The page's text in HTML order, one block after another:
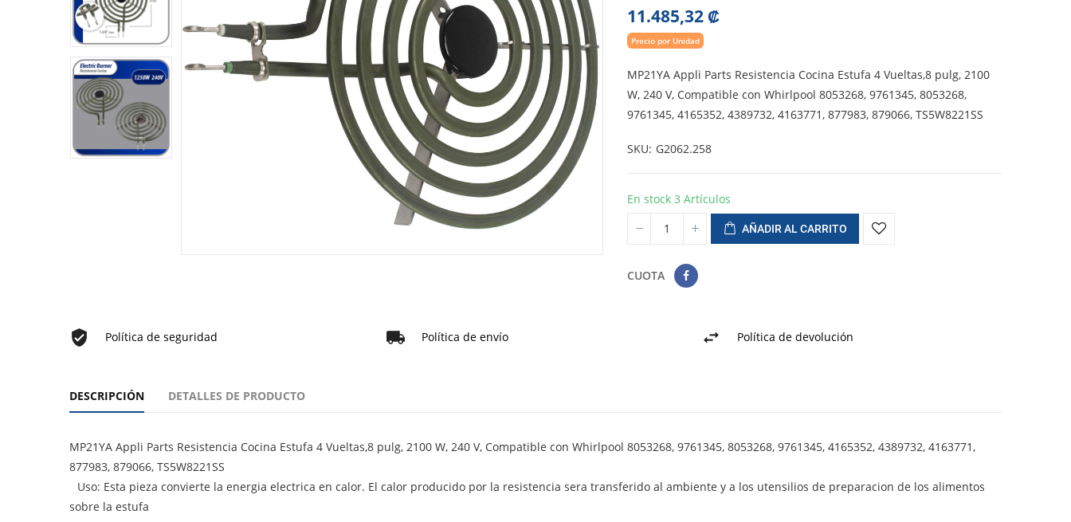
11.485,32 ₡
Precio por Unidad
MP21YA Appli Parts Resistencia Cocina Estufa 4 Vueltas,8 pulg, 2100
W, 240 V, Compatible con Whirlpool 8053268, 9761345, 8053268,
9761345, 4165352, 4389732, 4163771, 877983, 879066, TS5W8221SS
SKU G2062.258
En stock 3 Artículos
AÑADIR AL CARRITO
CUOTA
Política de seguridad Política de envío Política de devolución
DESCRIPCIÓN DETALLES DE PRODUCTO
MP21YA Appli Parts Resistencia Cocina Estufa 4 Vueltas,8 pulg, 2100 W, 240 V, Compatible con Whirlpool 8053268, 9761345, 8053268, 9761345, 4165352, 4389732, 4163771,
877983, 879066, TS5W8221SS
Uso: Esta pieza convierte la energia electrica en calor. El calor producido por la resistencia sera transferido al ambiente y a los utensilios de preparacion de los alimentos
sobre la estufa